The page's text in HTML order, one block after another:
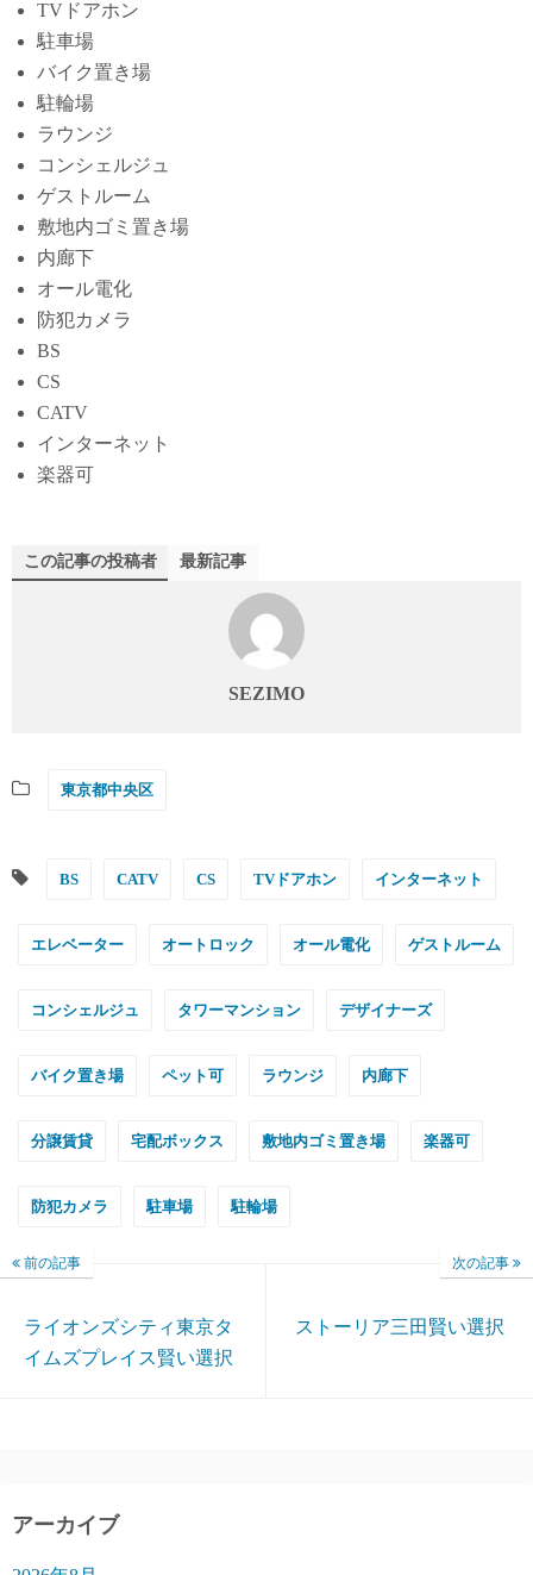
TVドアホン
駐車場
バイク置き場
駐輪場
ラウンジ
コンシェルジュ
ゲストルーム
敷地内ゴミ置き場
内廊下
オール電化
防犯カメラ
BS
CS
CATV
インターネット
楽器可
この記事の投稿者 最新記事
SEZIMO
東京都中央区
BS CATV CS TVドアホン インターネット
エレベーター オートロック オール電化 ゲストルーム
コンシェルジュ タワーマンション デザイナーズ
バイク置き場 ペット可 ラウンジ 内廊下
分譲賃貸 宅配ボックス 敷地内ゴミ置き場 楽器可
防犯カメラ 駐車場 駐輪場
前の記事
ライオンズシティ東京タ
イムズプレイス賢い選択
次の記事
ストーリア三田賢い選択
アーカイブ